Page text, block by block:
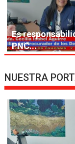
Es
PNC...
NUESTRA